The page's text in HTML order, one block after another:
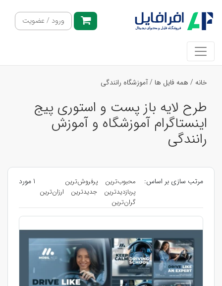
ورود / عضویت
خانه / همه فایل ها /آموزشگاه رانندگی
طرح لایه باز پست و استوری پیج
اینستاگرام آموزشگاه و آموزش
رانندگی
مرتب سازی بر اساس: محبوب‌ترین
پرفروش‌ترین
پربازدیدترین
جدیدترین
ارزان‌ترین
گران‌ترین
1 مورد